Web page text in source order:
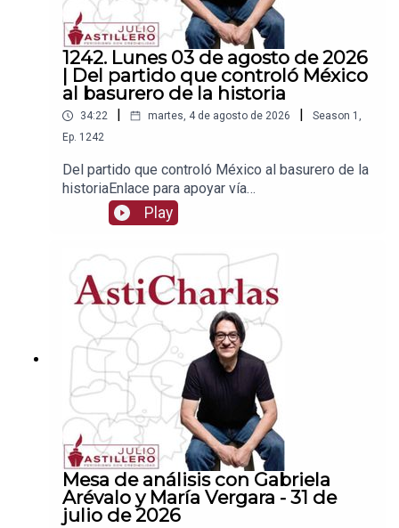
1242. Lunes 03 de agosto de 2026
| Del partido que controló México
al basurero de la historia
34:22 martes, 4 de agosto de 2026 Season 1 ,
Ep. 1242
Del partido que controló México al basurero de la
historiaEnlace para apoyar vía
Patreon:https://www.patreon.com/julioastilleroEnl
ace para hacer donaciones vía
a para hacer transferencias a cuenta BBVA a
nombre de Julio Hernández López:
1539408017CLABE: 012 320 01539408017
2Tienda:https://julioastillerotienda.com/
Play
Mesa de análisis con Gabriela
Arévalo y María Vergara - 31 de
julio de 2026